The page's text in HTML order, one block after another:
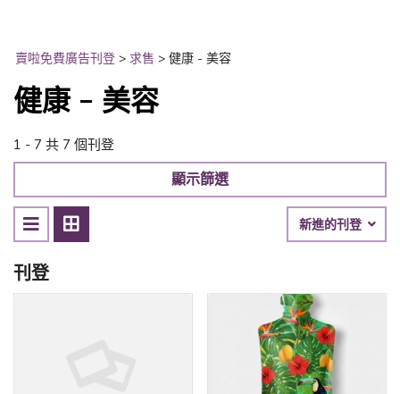
賣啦免費廣告刊登 > 求售 > 健康 - 美容
健康 - 美容
1 - 7 共 7 個刊登
顯示篩選
新進的刊登
刊登